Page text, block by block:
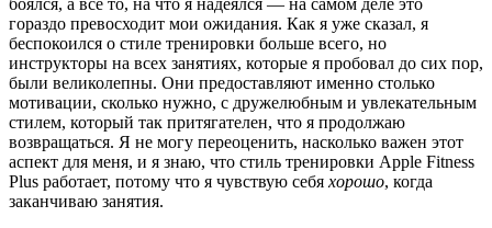
боялся, а все то, на что я надеялся — на самом деле это
гораздо превосходит мои ожидания. Как я уже сказал, я
беспокоился о стиле тренировки больше всего, но
инструкторы на всех занятиях, которые я пробовал до сих пор,
были великолепны. Они предоставляют именно столько
мотивации, сколько нужно, с дружелюбным и увлекательным
стилем, который так притягателен, что я продолжаю
возвращаться. Я не могу переоценить, насколько важен этот
аспект для меня, и я знаю, что стиль тренировки Apple Fitness
Plus работает, потому что я чувствую себяхорошо, когда
заканчиваю занятия.